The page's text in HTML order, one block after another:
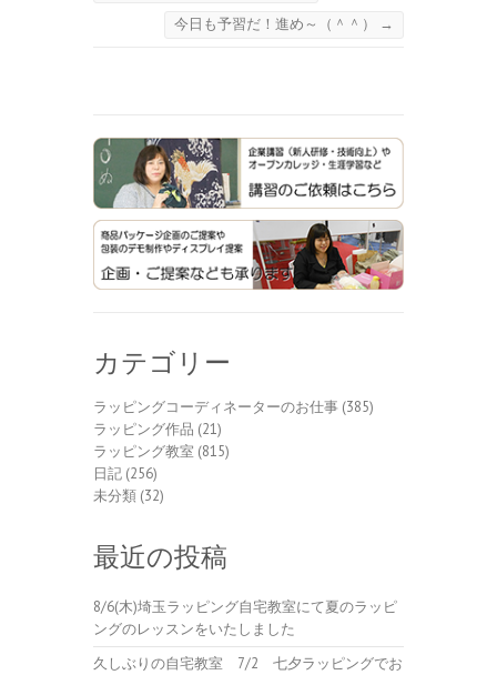
今日も予習だ！進め～（＾＾）
→
カテゴリー
ラッピングコーディネーターのお仕事 (385)
ラッピング作品 (21)
ラッピング教室 (815)
日記 (256)
未分類 (32)
最近の投稿
8/6(木)埼玉ラッピング自宅教室にて夏のラッピ
ングのレッスンをいたしました
久しぶりの自宅教室 7/2 七夕ラッピングでお